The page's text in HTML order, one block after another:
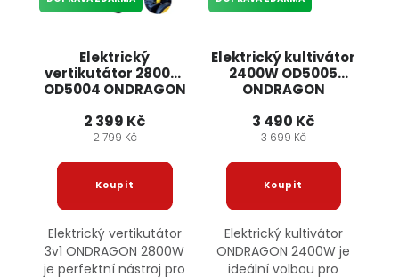
Elektrický
vertikutátor 2800W
OD5004 ONDRAGON
2 399 Kč
2 799 Kč
Elektrický vertikutátor
3v1 ONDRAGON 2800W
je perfektní nástroj pro
Elektrický kultivátor
2400W OD5005
ONDRAGON
3 490 Kč
3 699 Kč
Elektrický kultivátor
ONDRAGON 2400W je
ideální volbou pro